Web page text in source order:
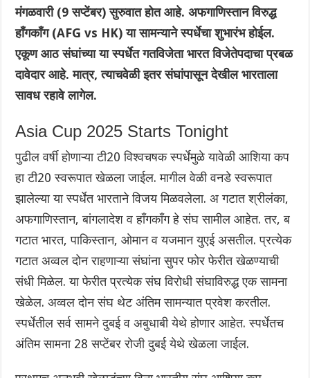
मंगळवारी ‌(9 सप्टेंबर) सुरुवात होत आहे. अफगाणिस्तान विरुद्ध
हॉंगकॉंग (AFG vs HK) या सामन्याने स्पर्धेचा शुभारंभ होईल.
एकूण आठ संघांच्या या स्पर्धेत गतविजेता भारत विजेतेपदाचा प्रबळ
दावेदार आहे. मात्र, त्याचवेळी इतर संघांपासून देखील भारताला
सावध रहावे लागेल.
Asia Cup 2025 Starts Tonight
पुढील वर्षी होणाऱ्या टी20 विश्वचषक स्पर्धेमुळे यावेळी आशिया कप
हा टी20 स्वरूपात खेळला जाईल. मागील वेळी वनडे स्वरूपात
झालेल्या या स्पर्धेत भारताने विजय मिळवलेला. अ गटात श्रीलंका,
अफगाणिस्तान, बांगलादेश व हॉंगकॉंग हे संघ सामील आहेत. तर, ब
गटात भारत, पाकिस्तान, ओमान व यजमान युएई असतील. प्रत्येक
गटात अव्वल दोन राहणाऱ्या संघांना सुपर फोर फेरीत खेळण्याची
संधी मिळेल. या फेरीत प्रत्येक‌ संघ विरोधी संघाविरुद्ध एक सामना
खेळेल. अव्वल दोन संघ थेट अंतिम सामन्यात प्रवेश करतील.
स्पर्धेतील सर्व सामने दुबई व अबुधाबी येथे होणार आहेत. स्पर्धेतच
अंतिम सामना 28 सप्टेंबर रोजी दुबई येथे खेळला जाईल.